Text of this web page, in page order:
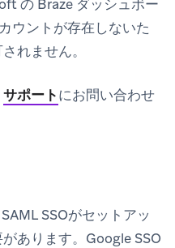
の Braze ダッシュボー
ウントが存在しないた
れません。
サポートにお問い合わせ
SSOがセットアッ
あります。Google SSO